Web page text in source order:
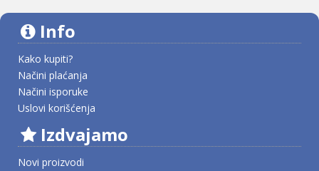
Info
Kako kupiti?
Načini plaćanja
Načini isporuke
Uslovi korišćenja
Izdvajamo
Novi proizvodi